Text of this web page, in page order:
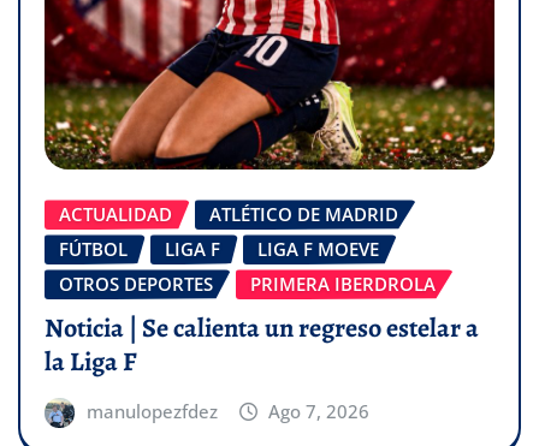
ACTUALIDAD
ATLÉTICO DE MADRID
FÚTBOL
LIGA F
LIGA F MOEVE
OTROS DEPORTES
PRIMERA IBERDROLA
Noticia | Se calienta un regreso estelar a
la Liga F
manulopezfdez Ago 7, 2026